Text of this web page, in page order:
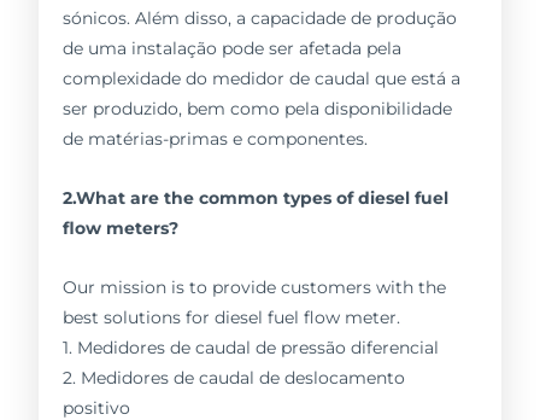
sónicos. Além disso, a capacidade de produção
de uma instalação pode ser afetada pela
complexidade do medidor de caudal que está a
ser produzido, bem como pela disponibilidade
de matérias-primas e componentes.
2.What are the common types of diesel fuel
flow meters?
Our mission is to provide customers with the
best solutions for diesel fuel flow meter.
1. Medidores de caudal de pressão diferencial
2. Medidores de caudal de deslocamento
positivo